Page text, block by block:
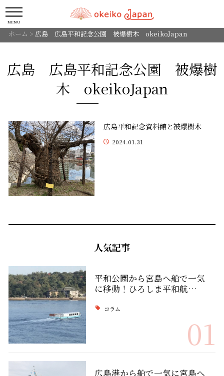
MENU
ホーム > 広島 広島平和記念公園 被爆樹木 okeikoJapan
広島 広島平和記念公園 被爆樹
木 okeikoJapan
広島平和記念資料館と被爆樹木
2024.01.31
人気記事
平和公園から宮島へ船で一気
に移動！ひろしま平和航…
コラム
01
広島港から船で一気に宮島へ